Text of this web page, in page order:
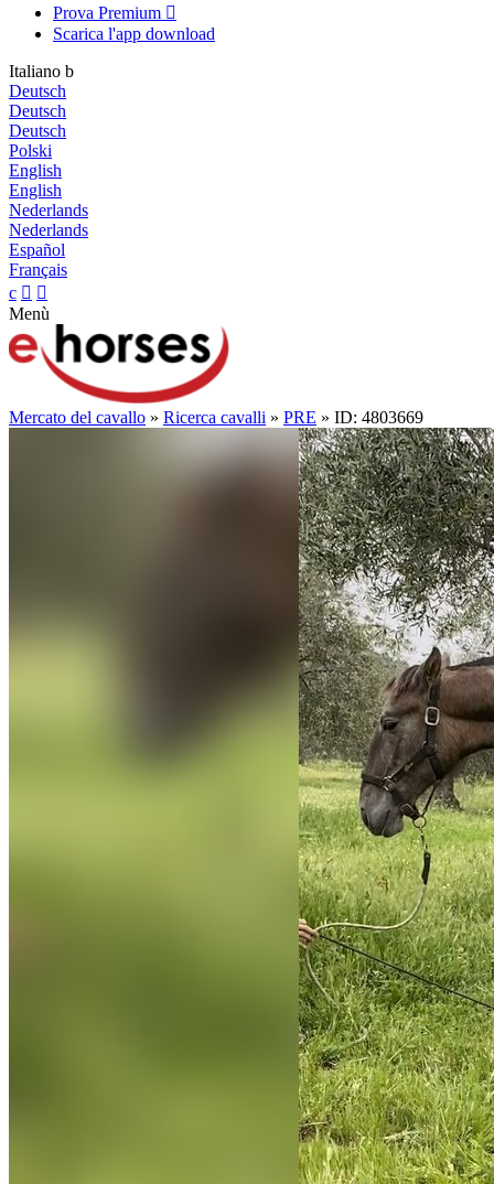
Prova Premium 
Scarica l'app download
Italiano b
Deutsch
Deutsch
Deutsch
Polski
English
English
Nederlands
Nederlands
Español
Français
c  
Menù
Mercato del cavallo » Ricerca cavalli » PRE » ID: 4803669